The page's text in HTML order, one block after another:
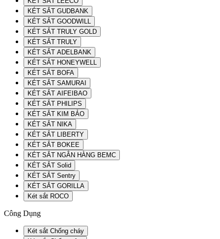
KÉT SẮT GUDBANK
KÉT SẮT GOODWILL
KÉT SẮT TRULY GOLD
KÉT SẮT TRULY
KÉT SẮT ADELBANK
KÉT SẮT HONEYWELL
KÉT SẮT BOFA
KÉT SẮT SAMURAI
KÉT SẮT AIFEIBAO
KÉT SẮT PHILIPS
KÉT SẮT KIM BẢO
KÉT SẮT NIKA
KÉT SẮT LIBERTY
KÉT SẮT BOKEE
KÉT SẮT NGÂN HÀNG BEMC
KÉT SẮT Solid
KÉT SẮT Sentry
KÉT SẮT GORILLA
Két sắt ROCO
Công Dụng
Két sắt Chống cháy